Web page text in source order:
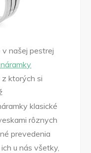
v našej pestrej
ktorých si
klasické
rôznych
prevedenia
u nás všetky,